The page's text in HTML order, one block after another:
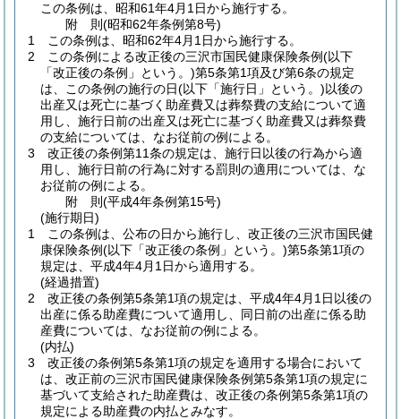
この条例は、昭和61年4月1日から施行する。
附 則(昭和62年条例第8号)
1
この条例は、昭和62年4月1日から施行する。
2
この条例による改正後の三沢市国民健康保険条例(以下
「改正後の条例」という。)第5条第1項及び第6条の規定
は、この条例の施行の日(以下「施行日」という。)以後の
出産又は死亡に基づく助産費又は葬祭費の支給について適
用し、施行日前の出産又は死亡に基づく助産費又は葬祭費
の支給については、なお従前の例による。
3
改正後の条例第11条の規定は、施行日以後の行為から適
用し、施行日前の行為に対する罰則の適用については、な
お従前の例による。
附 則(平成4年条例第15号)
(施行期日)
1
この条例は、公布の日から施行し、改正後の三沢市国民健
康保険条例(以下「改正後の条例」という。)第5条第1項の
規定は、平成4年4月1日から適用する。
(経過措置)
2
改正後の条例第5条第1項の規定は、平成4年4月1日以後の
出産に係る助産費について適用し、同日前の出産に係る助
産費については、なお従前の例による。
(内払)
3
改正後の条例第5条第1項の規定を適用する場合において
は、改正前の三沢市国民健康保険条例第5条第1項の規定に
基づいて支給された助産費は、改正後の条例第5条第1項の
規定による助産費の内払とみなす。